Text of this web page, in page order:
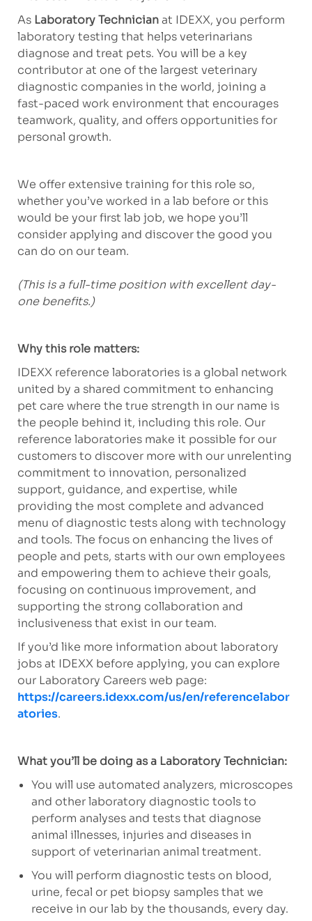
As Laboratory Technicianat IDEXX, you perform
laboratory testing that helps veterinarians
diagnose and treat pets. You will be a key
contributor at one of the largest veterinary
diagnostic companies in the world, joining a
fast-paced work environment that encourages
teamwork, quality, and offers opportunities for
personal growth.
We offer extensive training for this role so,
whether you’ve worked in a lab before or this
would be your first lab job, we hope you’ll
consider applying and discover the good you
can do on our team.
(This is a full-time position with excellent day-
one benefits.)
Why this role matters:
IDEXX reference laboratories is a global network
united by a shared commitment to enhancing
pet care where the true strength in our name is
the people behind it, including this role. Our
reference laboratories make it possible for our
customers to discover more with our unrelenting
commitment to innovation, personalized
support, guidance, and expertise, while
providing the most complete and advanced
menu of diagnostic tests along with technology
and tools. The focus on enhancing the lives of
people and pets, starts with our own employees
and empowering them to achieve their goals,
focusing on continuous improvement, and
supporting the strong collaboration and
inclusiveness that exist in our team.
If you’d like more information about laboratory
jobs at IDEXX before applying, you can explore
our Laboratory Careers web page:
https://careers.idexx.com/us/en/referencelabor
atories.
What you’ll be doing as a Laboratory Technician:
You will use automated analyzers, microscopes
and other laboratory diagnostic tools to
perform analyses and tests that diagnose
animal illnesses, injuries and diseases in
support of veterinarian animal treatment.
You will perform diagnostic tests on blood,
urine, fecal or pet biopsy samples that we
receive in our lab by the thousands, every day.